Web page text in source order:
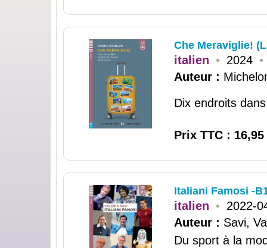
Che Meraviglie!
italien • 2024 •
Auteur :
Dix endroits
Prix TTC : 16,95
Italiani Famosi -
italien • 2022-
Auteur : Savi,
Du sport à la